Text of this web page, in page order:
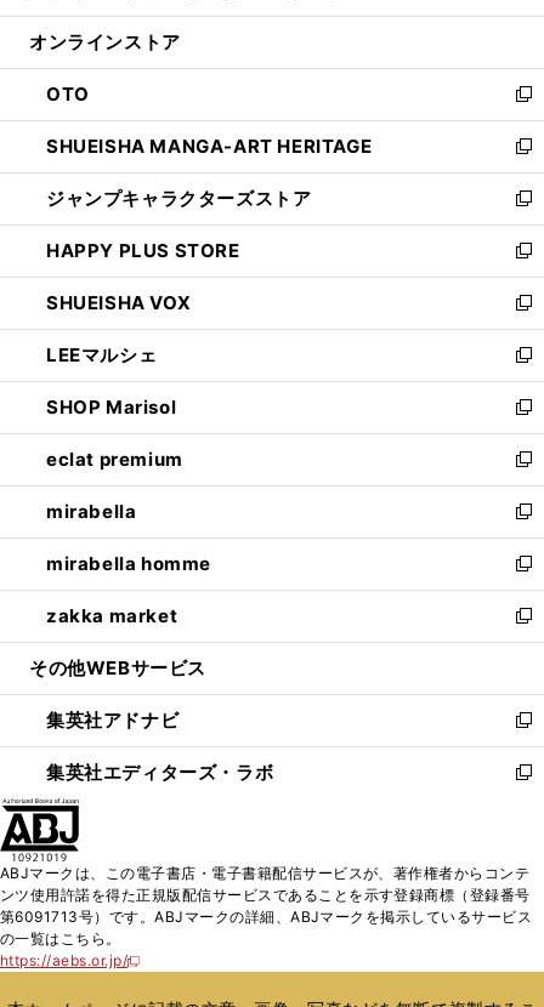
開
ン
ウ
で
開
く
ウ
ン
ド
ウ
で
開
く
オンラインストア
OTO
新
し
い
ウ
ィ
ン
ド
ウ
で
開
く
SHUEISHA MANGA-ART HERITAGE
新
し
い
ウ
ィ
ン
ド
ウ
で
開
く
ジャンプキャラクターズストア
新
し
い
ウ
ィ
ン
ド
ウ
で
開
く
HAPPY PLUS STORE
新
し
い
ウ
ィ
ン
ド
ウ
で
開
く
SHUEISHA VOX
新
し
い
ウ
ィ
ン
ド
ウ
で
開
く
LEEマルシェ
新
し
い
ウ
ィ
ン
ド
ウ
で
開
く
SHOP Marisol
新
し
い
ウ
ィ
ン
ド
ウ
で
開
eclat premium
新
し
い
ウ
ィ
ン
ド
ウ
開
く
mirabella
新
し
い
ウ
ィ
ン
ウ
で
開
く
mirabella homme
新
し
い
ウ
ン
ド
ウ
で
zakka market
新
し
ウ
ィ
ン
ド
く
その他WEBサービス
集英社アドナビ
新
し
い
ド
ウ
で
集英社エディターズ・ラボ
新
ィ
ン
ド
ABJマークは、この電子書店・電子書籍配信サービスが、著作権者からコンテ
ンツ使用許諾を得た正規版配信サービスであることを示す登録商標（登録番号
第6091713号）です。ABJマークの詳細、ABJマークを掲示しているサービス
の一覧はこちら。
https://aebs.or.jp/
新